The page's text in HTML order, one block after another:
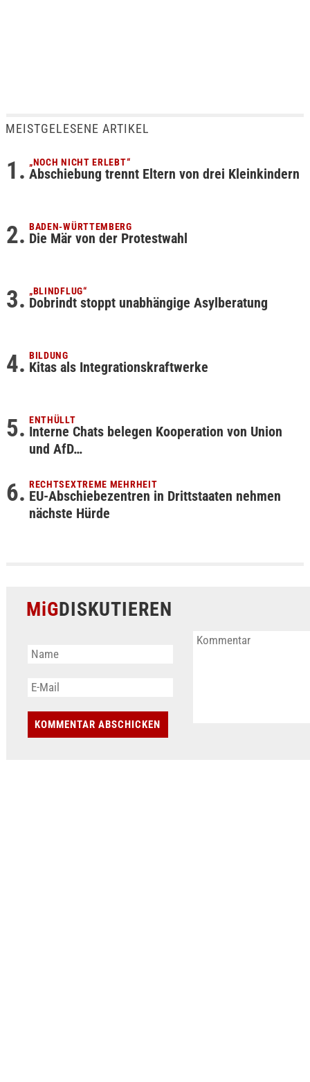
MEISTGELESENE ARTIKEL
„NOCH NICHT ERLEBT“
Abschiebung trennt Eltern von drei Kleinkindern
BADEN-WÜRTTEMBERG
Die Mär von der Protestwahl
„BLINDFLUG“
Dobrindt stoppt unabhängige Asylberatung
BILDUNG
Kitas als Integrationskraftwerke
ENTHÜLLT
Interne Chats belegen Kooperation von Union
und AfD…
RECHTSEXTREME MEHRHEIT
EU-Abschiebezentren in Drittstaaten nehmen
nächste Hürde
MiGDISKUTIEREN